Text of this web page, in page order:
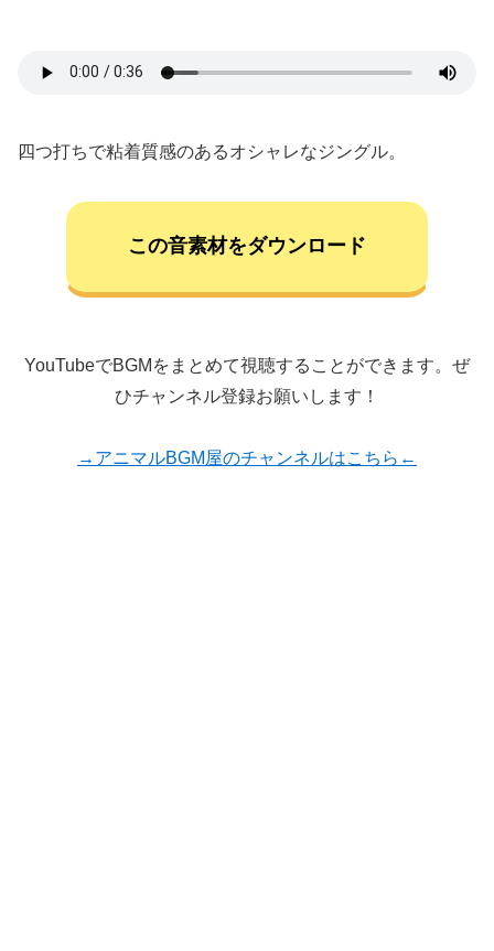
四つ打ちで粘着質感のあるオシャレなジングル。
この音素材をダウンロード
YouTubeでBGMをまとめて視聴することができます。ぜ
ひチャンネル登録お願いします！
→アニマルBGM屋のチャンネルはこちら←